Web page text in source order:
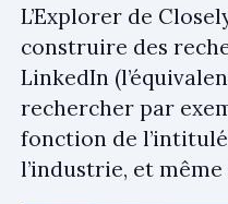
L’Explorer de
construire des
LinkedIn
rechercher par
fonction de
l’industrie, et même